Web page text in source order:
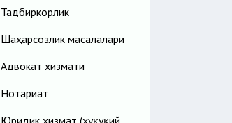
Тадбиркорлик
Шаҳарсозлик масалалари
Адвокат хизмати
Нотариат
Юридик хизмат (ҳуқуқий